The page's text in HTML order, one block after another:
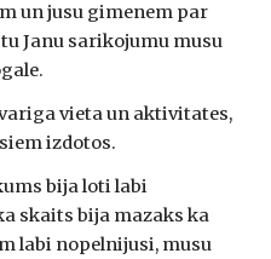
un jusu gimenem par
Janu sarikojumu musu
izdotos.
skaits bija mazaks ka
labi nopelnijusi, musu